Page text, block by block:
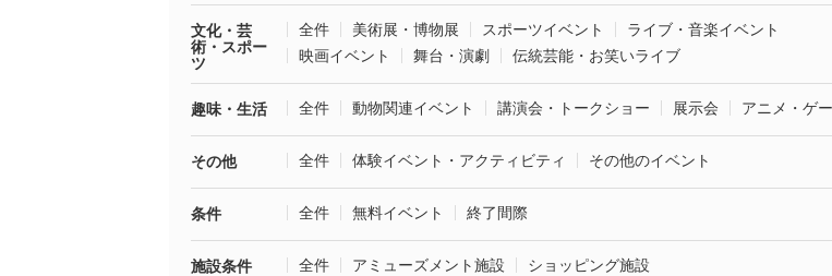
文化・芸
術・スポー
ツ
全件 美術展・博物展 スポーツイベント
ライブ・音楽イベント
映画イベント
舞台・演劇 伝統芸能・お笑いライブ
趣味・生活 全件 動物関連イベント 講演会・トークショー 展示会 アニメ・ゲ
その他 全件 体験イベント・アクティビティ その他のイベント
条件 全件 無料イベント 終了間際
施設条件 全件 アミューズメント施設 ショッピング施設